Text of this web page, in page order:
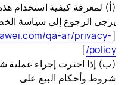
(أ‌) لمعرفة كيفية استخدام
يرجى الرجوع إلى سياسة
[
qa-ar/privacy-
policy/
]
(ب‌) إذا اخترت إجراء عملية
شروط وأحكام البيع على